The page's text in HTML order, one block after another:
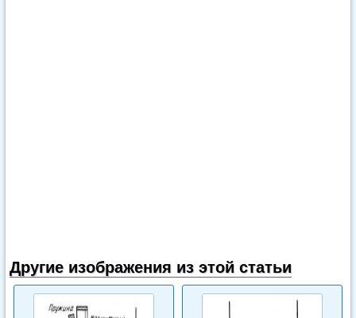
Другие изображения из этой статьи